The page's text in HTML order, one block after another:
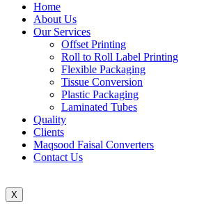
Home
About Us
Our Services
Offset Printing
Roll to Roll Label Printing
Flexible Packaging
Tissue Conversion
Plastic Packaging
Laminated Tubes
Quality
Clients
Maqsood Faisal Converters
Contact Us
X